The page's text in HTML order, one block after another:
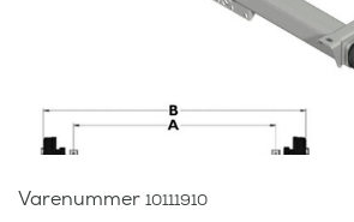
Varenummer 10111910